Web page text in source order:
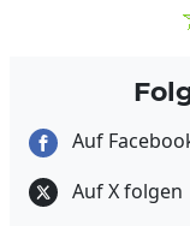
Auf
Auf X folgen